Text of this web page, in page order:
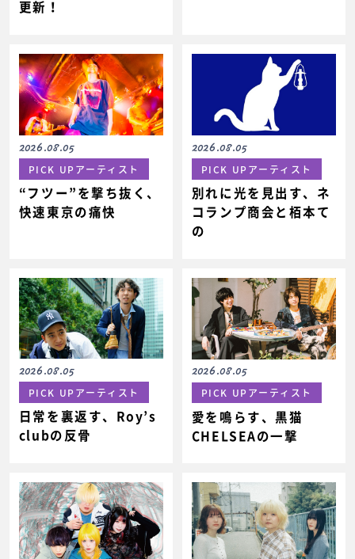
更新！
2026.08.05
PICK UPアーティスト
“フツー”を撃ち抜く、
快速東京の痛快
2026.08.05
PICK UPアーティスト
別れに光を見出す、ネ
コランプ商会と栢本て
の
2026.08.05
PICK UPアーティスト
日常を裏返す、Roy’s
clubの反骨
2026.08.05
PICK UPアーティスト
愛を鳴らす、黒猫
CHELSEAの一撃